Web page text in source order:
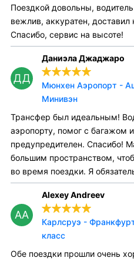
Поездкой довольны,
вежлив, аккуратен,
Спасибо, сервис на высоте!
ДД
Даниэла Джаджаро
Мюнхен Аэропорт -
Минивэн
Трансфер был идеальным!
аэропорту, помог с багажом
предупредителен. Спасибо!
большим пространством,
во время поездки. Я
AA
Alexey Andreev
Карлсруэ -
класс
Обе поездки прошли очень